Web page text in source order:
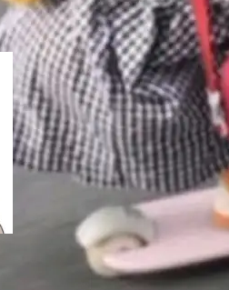
率提升的需求。
据安全要求较...
合算力时代下，
分利用，以及持
深信服AI算力网关
治理和成本治
力都看得清、管
！ 一、从现在开
，宣布离职。 他
有 Sanjay Ghema
Dean 二十多
和 Bigtable 的共同
脑核心成员，Se
）以及 Oriol Vin
布：界面
搜索增强
智能体，这一轮
」三件事一次补
是杭州无
智能体——一位全
需求、规划步
平台，curl 一行
GitCode · GitHu
、macOS / Linu
# macOS / Linu
solon.noea
AI Coding
）
用与价值 在软件工
识资产的主要载
十万乃至数百万
用可承载的上下
扩张与代码历史的
、接口契约、业
十乃至数百个文
联网络。传统的
算法工程
起案件：北京一
给自己接的私活腾
部门的全部核心
城区某科技公司AI
：KV ca